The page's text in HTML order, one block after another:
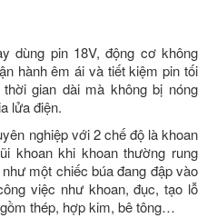
dùng pin 18V, động cơ không
hành êm ái và tiết kiệm pin tối
gian dài mà không bị nóng
lửa điện.
nghiệp với 2 chế độ là khoan
khoan khi khoan thường rung
một chiếc búa đang đập vào
việc như khoan, đục, tạo lỗ
thép, hợp kim, bê tông…